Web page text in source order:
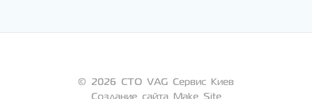
© 2026 СТО VAG Сервис Киев
Создание сайта Make Site